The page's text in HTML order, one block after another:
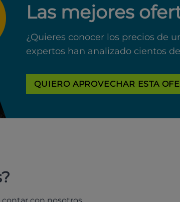
Las mejores
¿Quieres conocer los precios de
expertos han analizado cientos
QUIERO APROVECHAR ESTA